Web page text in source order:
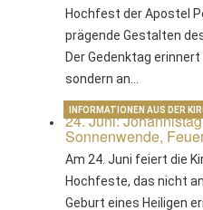
Hochfest der Apostel
prägende Gestalten
Der Gedenktag
sondern an…
24. Juni:
Sonnenwende,
Am 24. Juni feiert die
Hochfeste, das nicht
Geburt eines Heiligen
INFORMATIONEN AUS DER